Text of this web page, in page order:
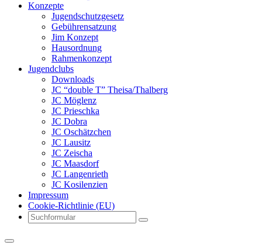
Konzepte
Jugendschutzgesetz
Gebührensatzung
Jim Konzept
Hausordnung
Rahmenkonzept
Jugendclubs
Downloads
JC “double T” Theisa/Thalberg
JC Möglenz
JC Prieschka
JC Dobra
JC Oschätzchen
JC Lausitz
JC Zeischa
JC Maasdorf
JC Langenrieth
JC Kosilenzien
Impressum
Cookie-Richtlinie (EU)
Search